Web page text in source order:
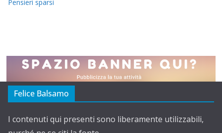
Pensieri sparsi
Felice Balsamo
I contenuti qui presenti sono liberamente utilizzabili,